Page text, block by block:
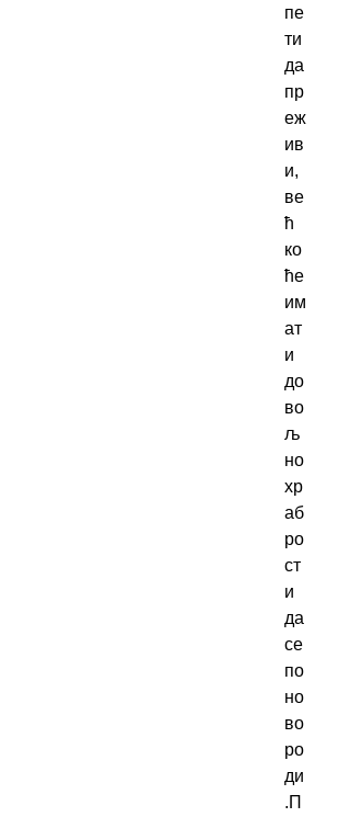
пе
ти
да
пр
еж
ив
и,
ве
ћ
ко
ће
им
ат
и
до
во
љ
но
хр
аб
ро
ст
и
да
се
по
но
во
ро
ди
.П